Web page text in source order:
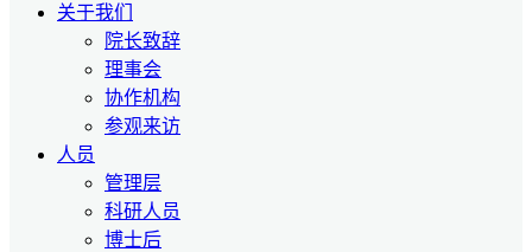
关于我们
院长致辞
理事会
协作机构
参观来访
人员
管理层
科研人员
博士后